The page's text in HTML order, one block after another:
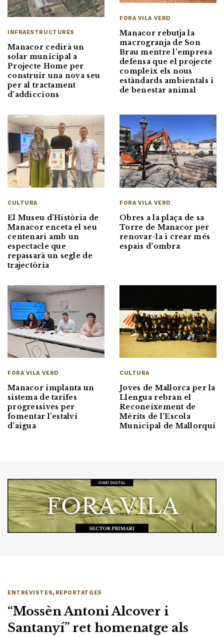
INFRAESTRUCTURES
Manacor cedirà un
solar municipal a
Projecte Home per
construir una nova seu
per al tractament
d’addiccions
FORA VILA VERD
Manacor rebutja la
macrogranja de Son
Brau mentre l’empresa
defensa que el projecte
compleix els nous
estàndards ambientals i
de benestar animal
CULTURA
El Museu d’Història de
Manacor enceta el seu
centenari amb un
espectacle que
repassarà un segle de
trajectòria
FORA VILA VERD
Obres a la plaça de sa
Torre de Manacor per
renovar-la i crear més
espais d’ombra
FORA VILA VERD
Manacor implanta un
sistema de tarifes
progressives per
fomentar l’estalvi
d’aigua
CULTURA
Joves de Mallorca per la
Llengua rebran el
Reconeixement de
Mèrits de l’Escola
Municipal de Mallorquí
ENTREVISTES, REPORTATGES
“Mossèn Antoni Alcover i
Santanyí” ret homenatge als